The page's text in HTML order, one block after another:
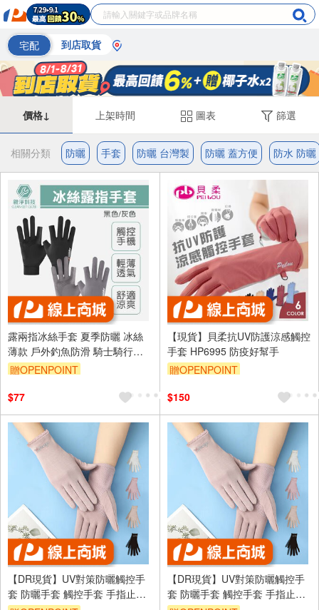
宅配 到店取貨
價格↓ 上架時間 圖表 篩選
相關分類 防曬 手套 防曬 台灣製 防曬 蓋方便 防水 防曬
露兩指冰絲手套 夏季防曬 冰絲
薄款 戶外釣魚防滑 騎士騎行手
套 男女可用 透氣防風 保護手套
贈OPENPOINT
$77
【現貨】貝柔抗UV防護涼感觸控
手套 HP6995 防疫好幫手
贈OPENPOINT
$150
【DR現貨】UV對策防曬觸控手
套 防曬手套 觸控手套 手指止滑
【DR現貨】UV對策防曬觸控手
套 防曬手套 觸控手套 手指止滑